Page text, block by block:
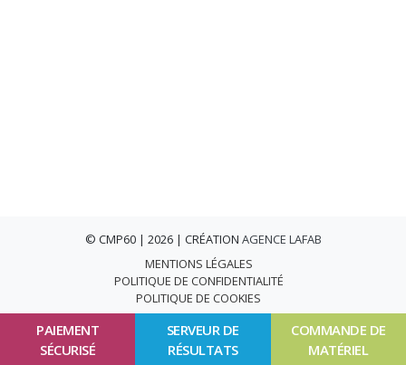
PAIEMENT
SÉCURISÉ
SERVEUR DE
RÉSULTATS
COMMANDE DE
MATÉRIEL
© CMP60 | 2026 | CRÉATION AGENCE LAFAB
MENTIONS LÉGALES
POLITIQUE DE CONFIDENTIALITÉ
POLITIQUE DE COOKIES